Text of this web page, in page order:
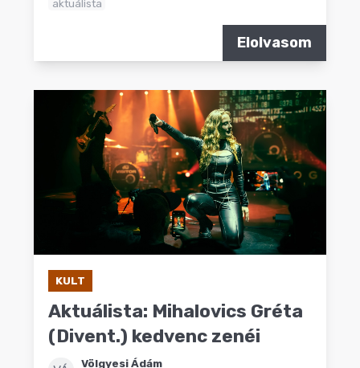
aktuálista
Elolvasom
KULT
Aktuálista: Mihalovics Gréta
(Divent.) kedvenc zenéi
Völgyesi Ádám